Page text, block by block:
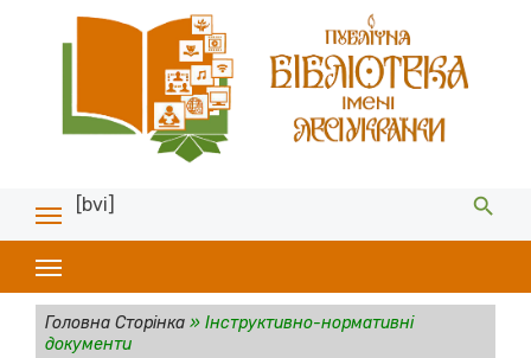
[bvi]
Головна Сторінка» Інструктивно-нормативні
документи